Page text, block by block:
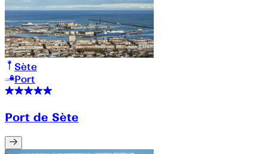
Sète
Port
Port de Sète